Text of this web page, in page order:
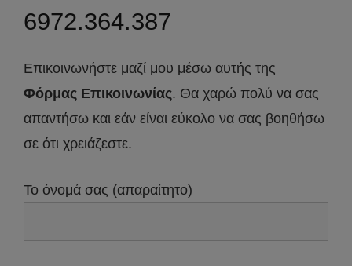
6972.364.387
Eπικοινωνήστε μαζί μου μέσω αυτής της
Φόρμας Επικοινωνίας. Θα χαρώ πολύ να σας
απαντήσω και εάν είναι εύκολο να σας βοηθήσω
σε ότι χρειάζεστε.
Το όνομά σας (απαραίτητο)